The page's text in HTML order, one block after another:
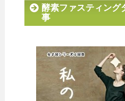
酵素ファスティング
事